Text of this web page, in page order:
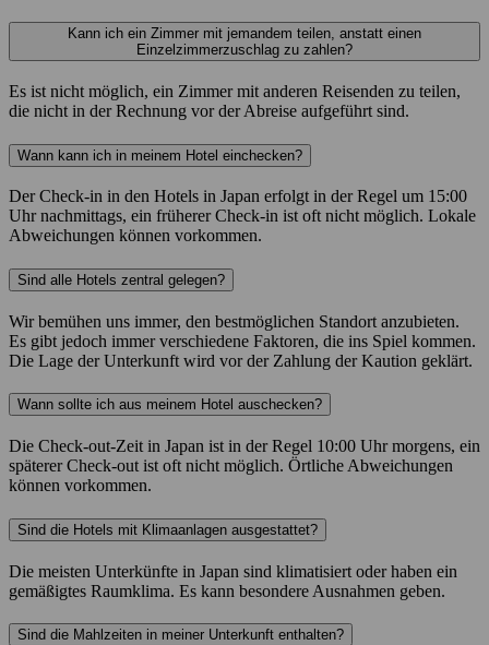
Kann ich ein Zimmer mit jemandem teilen, anstatt einen
Einzelzimmerzuschlag zu zahlen?
Es ist nicht möglich, ein Zimmer mit anderen Reisenden zu teilen,
die nicht in der Rechnung vor der Abreise aufgeführt sind.
Wann kann ich in meinem Hotel einchecken?
Der Check-in in den Hotels in Japan erfolgt in der Regel um 15:00
Uhr nachmittags, ein früherer Check-in ist oft nicht möglich. Lokale
Abweichungen können vorkommen.
Sind alle Hotels zentral gelegen?
Wir bemühen uns immer, den bestmöglichen Standort anzubieten.
Es gibt jedoch immer verschiedene Faktoren, die ins Spiel kommen.
Die Lage der Unterkunft wird vor der Zahlung der Kaution geklärt.
Wann sollte ich aus meinem Hotel auschecken?
Die Check-out-Zeit in Japan ist in der Regel 10:00 Uhr morgens, ein
späterer Check-out ist oft nicht möglich. Örtliche Abweichungen
können vorkommen.
Sind die Hotels mit Klimaanlagen ausgestattet?
Die meisten Unterkünfte in Japan sind klimatisiert oder haben ein
gemäßigtes Raumklima. Es kann besondere Ausnahmen geben.
Sind die Mahlzeiten in meiner Unterkunft enthalten?